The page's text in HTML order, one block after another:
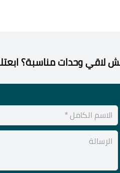
لاقي وحدات مناسبة؟